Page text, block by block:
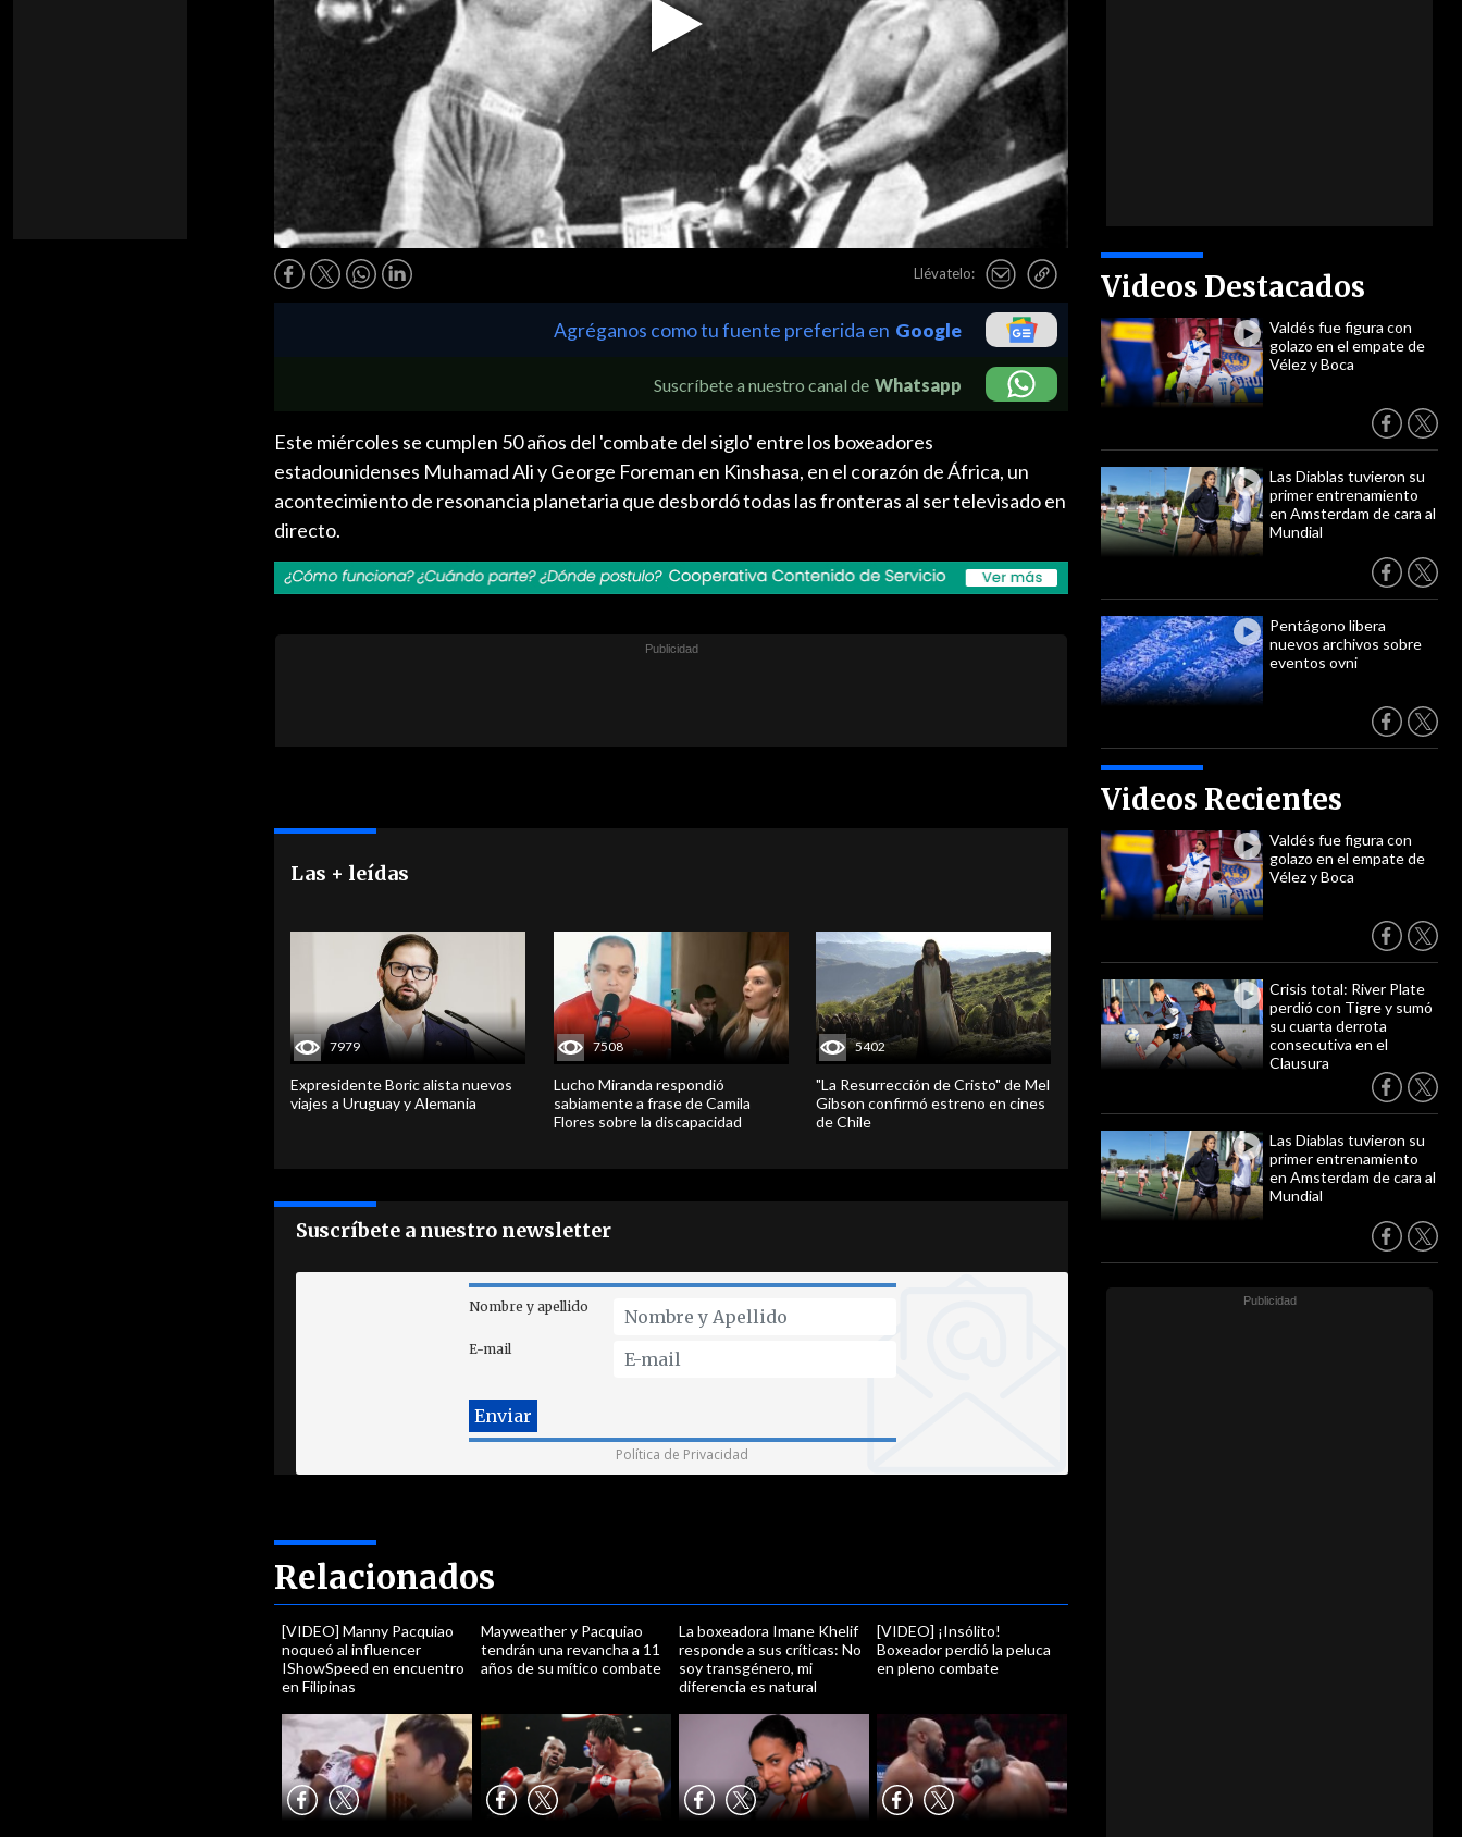
Play
Video
Llévatelo: Videos Destacados
Valdés fue figura con
golazo en el empate de
Vélez y Boca
Las Diablas tuvieron su
primer entrenamiento
en Amsterdam de cara al
Mundial
Pentágono libera
nuevos archivos sobre
eventos ovni
Videos Recientes
Valdés fue figura con
golazo en el empate de
Vélez y Boca
Crisis total: River Plate
perdió con Tigre y sumó
su cuarta derrota
consecutiva en el
Clausura
Las Diablas tuvieron su
primer entrenamiento
en Amsterdam de cara al
Mundial
Agréganos como tu fuente preferida en Google
Suscríbete a nuestro canal de Whatsapp
Este miércoles se cumplen 50 años del 'combate del siglo' entre los boxeadores
estadounidenses Muhamad Ali y George Foreman en Kinshasa, en el corazón de África, un
acontecimiento de resonancia planetaria que desbordó todas las fronteras al ser televisado en
directo.
Las + leídas
7979
Expresidente Boric alista nuevos
viajes a Uruguay y Alemania
7508
Lucho Miranda respondió
sabiamente a frase de Camila
Flores sobre la discapacidad
5402
"La Resurrección de Cristo" de Mel
Gibson confirmó estreno en cines
de Chile
Suscríbete a nuestro newsletter
Nombre y apellido
E-mail
Política de Privacidad
Relacionados
[VIDEO] Manny Pacquiao
noqueó al influencer
IShowSpeed en encuentro
en Filipinas
Mayweather y Pacquiao
tendrán una revancha a 11
años de su mítico combate
La boxeadora Imane Khelif
responde a sus críticas: No
soy transgénero, mi
diferencia es natural
[VIDEO] ¡Insólito!
Boxeador perdió la peluca
en pleno combate